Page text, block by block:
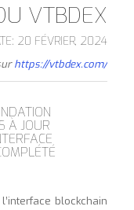
VTBDEX
20 FÉVRIER, 2024
https://vtbdex.com/
À JOUR
blockchain